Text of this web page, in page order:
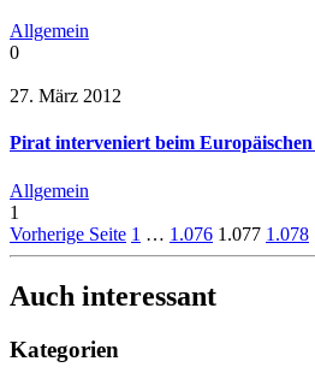
Allgemein
0
27. März 2012
Pirat interveniert beim
Allgemein
1
Vorherige Seite 1 … 1.076 1.077 1.078
Auch interessant
Kategorien